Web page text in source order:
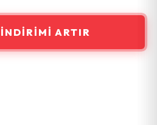
ARTIR